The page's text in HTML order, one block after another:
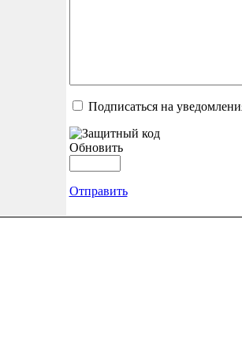
Подписаться на
Обновить
Отправить